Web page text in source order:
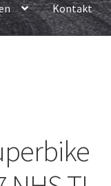
Kontakt